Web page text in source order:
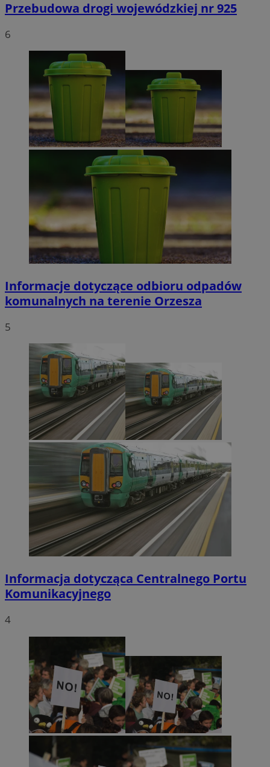
Przebudowa drogi wojewódzkiej nr 925
6
Informacje dotyczące odbioru odpadów
komunalnych na terenie Orzesza
5
Informacja dotycząca Centralnego Portu
Komunikacyjnego
4